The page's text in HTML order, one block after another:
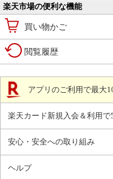
楽天市場の便利な機能
買い物かご
閲覧履歴
アプリのご利用で最大
楽天カード新規入会＆利用で
安心・安全への取り組み
ヘルプ